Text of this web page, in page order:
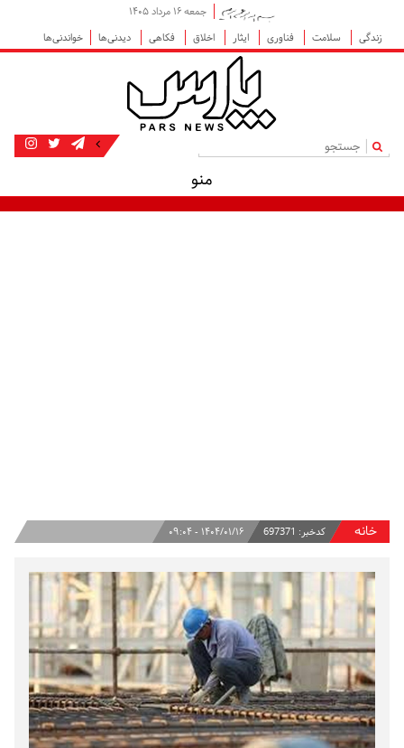
جمعه ۱۶ مرداد ۱۴۰۵
زندگی
سلامت فناوری ایثار اخلاق فکاهی دیدنی‌ها خواندنی‌ها
|
منو
خانه کدخبر: 697371 ۱۴۰۴/۰۱/۱۶ - ۰۹:۰۴